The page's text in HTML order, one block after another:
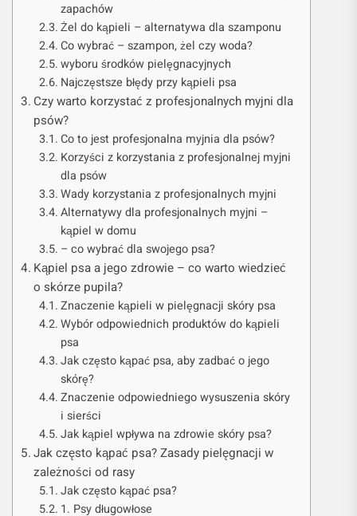
zapachów
Żel do kąpieli – alternatywa dla szamponu
Co wybrać – szampon, żel czy woda?
wyboru środków pielęgnacyjnych
Najczęstsze błędy przy kąpieli psa
Czy warto korzystać z profesjonalnych myjni dla
psów?
Co to jest profesjonalna myjnia dla psów?
Korzyści z korzystania z profesjonalnej myjni
dla psów
Wady korzystania z profesjonalnych myjni
Alternatywy dla profesjonalnych myjni –
kąpiel w domu
– co wybrać dla swojego psa?
Kąpiel psa a jego zdrowie – co warto wiedzieć
o skórze pupila?
Znaczenie kąpieli w pielęgnacji skóry psa
Wybór odpowiednich produktów do kąpieli
psa
Jak często kąpać psa, aby zadbać o jego
skórę?
Znaczenie odpowiedniego wysuszenia skóry
i sierści
Jak kąpiel wpływa na zdrowie skóry psa?
Jak często kąpać psa? Zasady pielęgnacji w
zależności od rasy
Jak często kąpać psa?
1. Psy długowłose